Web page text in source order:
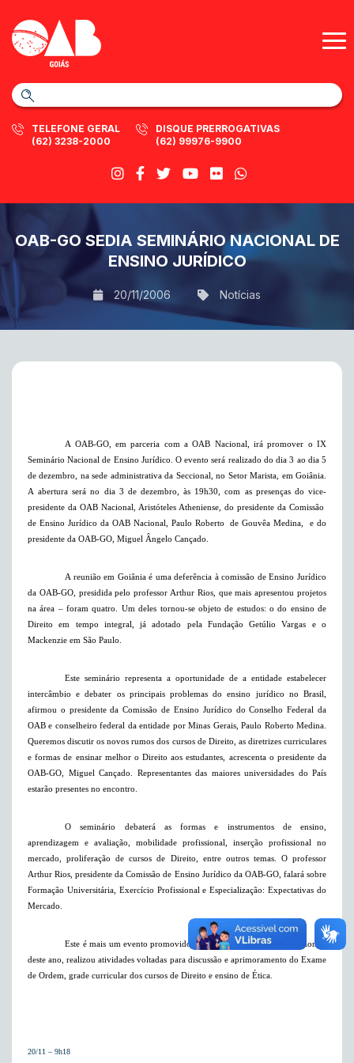
TELEFONE GERAL
(62) 3238-2000
DISQUE PRERROGATIVAS
(62) 99976-9900
OAB-GO SEDIA SEMINÁRIO NACIONAL DE
ENSINO JURÍDICO
20/11/2006 Notícias
A OAB-GO, em parceria com a OAB Nacional, irá promover o IX
Seminário Nacional de Ensino Jurídico. O evento será realizado do dia 3 ao dia 5
de dezembro, na sede administrativa da Seccional, no Setor Marista, em Goiânia.
A abertura será no dia 3 de dezembro, às 19h30, com as presenças do vice-
presidente da OAB Nacional, Aristóteles Atheniense, do presidente da Comissão
de Ensino Jurídico da OAB Nacional, Paulo Roberto
de Gouvêa Medina,
e do
presidente da OAB-GO, Miguel Ângelo Cançado.
A reunião em Goiânia é uma deferência à comissão de Ensino Jurídico
da OAB-GO, presidida pelo professor Arthur Rios, que mais apresentou projetos
na área – foram quatro. Um deles tornou-se objeto de estudos: o do ensino de
Direito em tempo integral, já adotado pela Fundação Getúlio Vargas e o
Mackenzie em São Paulo.
Este seminário representa a oportunidade de a entidade estabelecer
intercâmbio e debater os principais problemas do ensino jurídico no Brasil,
afirmou o presidente da Comissão de Ensino Jurídico do Conselho Federal da
OAB e conselheiro federal da entidade por Minas Gerais, Paulo Roberto Medina.
Queremos discutir os novos rumos dos cursos de Direito, as diretrizes curriculares
e formas de ensinar melhor o Direito aos estudantes, acrescenta o presidente da
OAB-GO, Miguel Cançado. Representantes das maiores universidades do País
estarão presentes no encontro.
O seminário debaterá as formas e instrumentos de ensino,
aprendizagem e avaliação, mobilidade profissional, inserção profissional no
mercado, proliferação de cursos de Direito, entre outros temas. O professor
Arthur Rios, presidente da Comissão de Ensino Jurídico da OAB-GO, falará sobre
Formação Universitária, Exercício Profissional e Especialização: Expectativas do
Mercado.
Este é mais um evento promovido pela seccional goiana que, ao longo
deste ano, realizou atividades voltadas para discussão e aprimoramento do Exame
de Ordem, grade curricular dos cursos de Direito e ensino de Ética.
20/11 – 9h18